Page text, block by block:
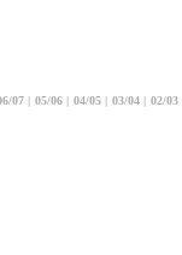
07 | 05/06 | 04/05 | 03/04 | 02/03